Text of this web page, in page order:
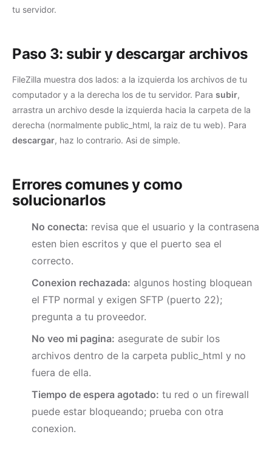
tu servidor.
Paso 3: subir y descargar archivos
FileZilla muestra dos lados: a la izquierda los archivos de tu
computador y a la derecha los de tu servidor. Para subir,
arrastra un archivo desde la izquierda hacia la carpeta de la
derecha (normalmente public_html, la raiz de tu web). Para
descargar, haz lo contrario. Asi de simple.
Errores comunes y como
solucionarlos
No conecta: revisa que el usuario y la contrasena
esten bien escritos y que el puerto sea el
correcto.
Conexion rechazada: algunos hosting bloquean
el FTP normal y exigen SFTP (puerto 22);
pregunta a tu proveedor.
No veo mi pagina: asegurate de subir los
archivos dentro de la carpeta public_html y no
fuera de ella.
Tiempo de espera agotado: tu red o un firewall
puede estar bloqueando; prueba con otra
conexion.